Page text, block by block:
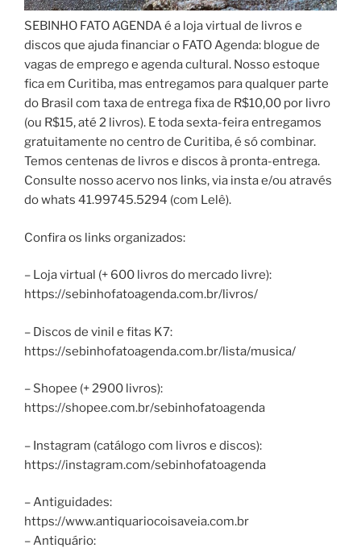
SEBINHO FATO AGENDA é a loja virtual de livros e
discos que ajuda financiar o FATO Agenda: blogue de
vagas de emprego e agenda cultural. Nosso estoque
fica em Curitiba, mas entregamos para qualquer parte
do Brasil com taxa de entrega fixa de R$10,00 por livro
(ou R$15, até 2 livros). E toda sexta-feira entregamos
gratuitamente no centro de Curitiba, é só combinar.
Temos centenas de livros e discos à pronta-entrega.
Consulte nosso acervo nos links, via insta e/ou através
do whats 41.99745.5294 (com Lelê).
Confira os links organizados:
– Loja virtual (+ 600 livros do mercado livre):
https://sebinhofatoagenda.com.br/livros/
– Discos de vinil e fitas K7:
https://sebinhofatoagenda.com.br/lista/musica/
– Shopee (+ 2900 livros):
https://shopee.com.br/sebinhofatoagenda
– Instagram (catálogo com livros e discos):
https://instagram.com/sebinhofatoagenda
– Antiguidades:
https://www.antiquariocoisaveia.com.br
– Antiquário: